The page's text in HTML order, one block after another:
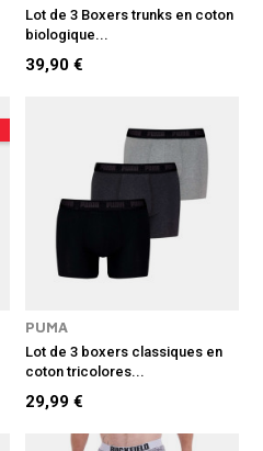
Lot de 3 Boxers trunks en coton
biologique...
39,90 €
PUMA
Lot de 3 boxers classiques en
coton tricolores...
29,99 €